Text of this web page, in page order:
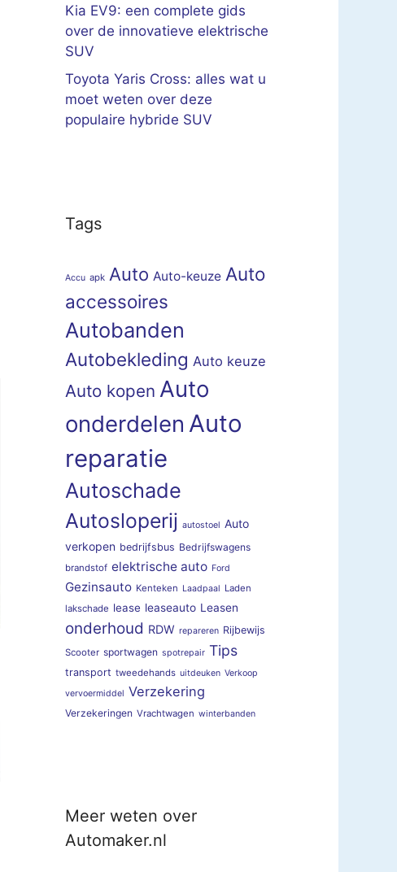
Kia EV9: een complete gids
over de innovatieve elektrische
SUV
Toyota Yaris Cross: alles wat u
moet weten over deze
populaire hybride SUV
Tags
Accu apk Auto Auto-keuze Auto
accessoires
Autobanden
Autobekleding Auto keuze
Auto kopen Auto
onderdelen Auto
reparatie
Autoschade
Autosloperij autostoel Auto
verkopen bedrijfsbus Bedrijfswagens
brandstof elektrische auto Ford
Gezinsauto Kenteken Laadpaal Laden
lakschade lease leaseauto Leasen
onderhoud RDW repareren Rijbewijs
Scooter sportwagen spotrepair Tips
transport tweedehands uitdeuken Verkoop
vervoermiddel Verzekering
Verzekeringen Vrachtwagen winterbanden
Meer weten over
Automaker.nl